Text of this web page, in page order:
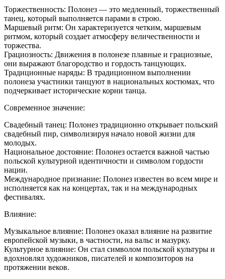
Торжественность: Полонез — это медленный, торжественный
танец, который выполняется парами в строю.
Маршевый ритм: Он характеризуется четким, маршевым
ритмом, который создает атмосферу величественности и
торжества.
Грациозность: Движения в полонезе плавные и грациозные,
они выражают благородство и гордость танцующих.
Традиционные наряды: В традиционном выполнении
полонеза участники танцуют в национальных костюмах, что
подчеркивает исторические корни танца.
Современное значение:
Свадебный танец: Полонез традиционно открывает польский
свадебный пир, символизируя начало новой жизни для
молодых.
Национальное достояние: Полонез остается важной частью
польской культурной идентичности и символом гордости
нации.
Международное признание: Полонез известен во всем мире и
исполняется как на концертах, так и на международных
фестивалях.
Влияние:
Музыкальное влияние: Полонез оказал влияние на развитие
европейской музыки, в частности, на вальс и мазурку.
Культурное влияние: Он стал символом польской культуры и
вдохновлял художников, писателей и композиторов на
протяжении веков.